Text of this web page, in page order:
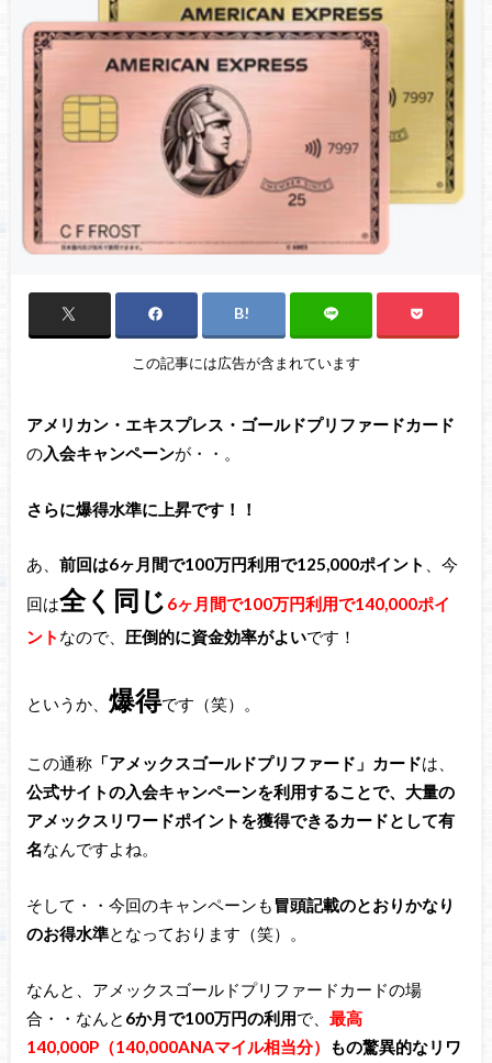
この記事には広告が含まれています
アメリカン・エキスプレス・ゴールドプリファードカード
の入会キャンペーンが・・。
さらに爆得水準に上昇です！！
あ、 前回は6ヶ月間で100万円利用で125,000ポイント
、今
回は全く同じ 6ヶ月間で100万円利用で140,000ポイ
ント なので、 圧倒的に資金効率がよいです！
というか、 爆得です（笑）。
この通称「アメックスゴールドプリファード」カードは、
公式サイトの入会キャンペーンを利用することで、大量の
アメックスリワードポイントを獲得できるカードとして有
名なんですよね。
そして・・今回のキャンペーンも冒頭記載のとおりかなり
のお得水準となっております（笑）。
なんと、アメックスゴールドプリファードカードの場
合・・なんと 6か月で100万円の利用で、 最高
140,000P（140,000ANAマイル相当分）
もの驚異的なリワ